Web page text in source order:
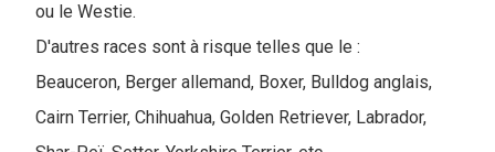
ou le Westie.
D'autres races sont à risque telles que le :
Beauceron, Berger allemand, Boxer, Bulldog anglais,
Cairn Terrier, Chihuahua, Golden Retriever, Labrador,